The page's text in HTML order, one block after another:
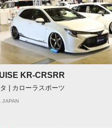
KR-CRSRR
タ | カローラスポーツ
JAPAN